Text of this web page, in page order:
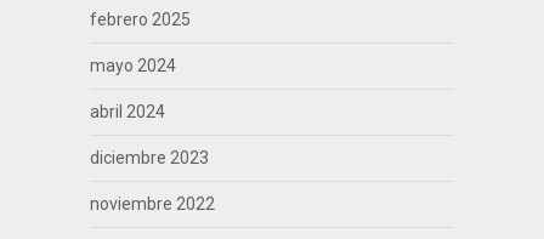
febrero 2025
mayo 2024
abril 2024
diciembre 2023
noviembre 2022